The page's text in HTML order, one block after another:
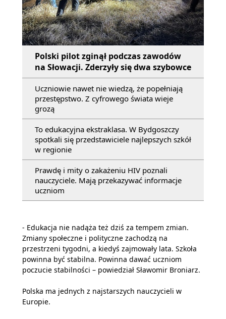
Polski pilot zginął podczas zawodów
na Słowacji. Zderzyły się dwa szybowce
Uczniowie nawet nie wiedzą, że popełniają
przestępstwo. Z cyfrowego świata wieje
grozą
To edukacyjna ekstraklasa. W Bydgoszczy
spotkali się przedstawiciele najlepszych szkół
w regionie
Prawdę i mity o zakażeniu HIV poznali
nauczyciele. Mają przekazywać informacje
uczniom
- Edukacja nie nadąża też dziś za tempem zmian.
Zmiany społeczne i polityczne zachodzą na
przestrzeni tygodni, a kiedyś zajmowały lata. Szkoła
powinna być stabilna. Powinna dawać uczniom
poczucie stabilności – powiedział Sławomir Broniarz.
Polska ma jednych z najstarszych nauczycieli w
Europie.